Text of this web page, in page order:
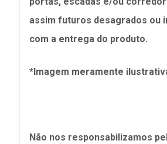
assim futuros desagrados ou
com a entrega do produto.
*Imagem meramente
Não nos responsabilizamos